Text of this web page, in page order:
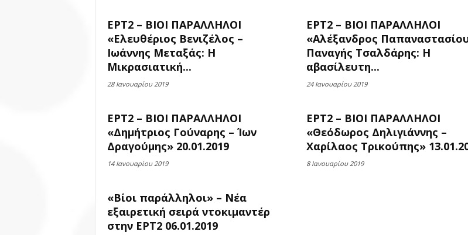
ΕΡΤ2 – ΒΙΟΙ ΠΑΡΑΛΛΗΛΟΙ
«Ελευθέριος Βενιζέλος –
Ιωάννης Μεταξάς: Η
Μικρασιατική...
28 Ιανουαρίου 2019
ΕΡΤ2 – ΒΙΟΙ ΠΑΡΑΛΛΗΛΟΙ
«Αλέξανδρος
Παναγής Τσαλδάρης: Η
αβασίλευτη...
24 Ιανουαρίου 2019
ΕΡΤ2 – ΒΙΟΙ ΠΑΡΑΛΛΗΛΟΙ
«Δημήτριος Γούναρης – Ίων
Δραγούμης» 20.01.2019
14 Ιανουαρίου 2019
ΕΡΤ2 – ΒΙΟΙ ΠΑΡΑΛΛΗΛΟΙ
«Θεόδωρος Δηλιγιάννης –
Χαρίλαος Τρικούπης»
8 Ιανουαρίου 2019
«Βίοι παράλληλοι» – Νέα
εξαιρετική σειρά ντοκιμαντέρ
στην ΕΡΤ2 06.01.2019